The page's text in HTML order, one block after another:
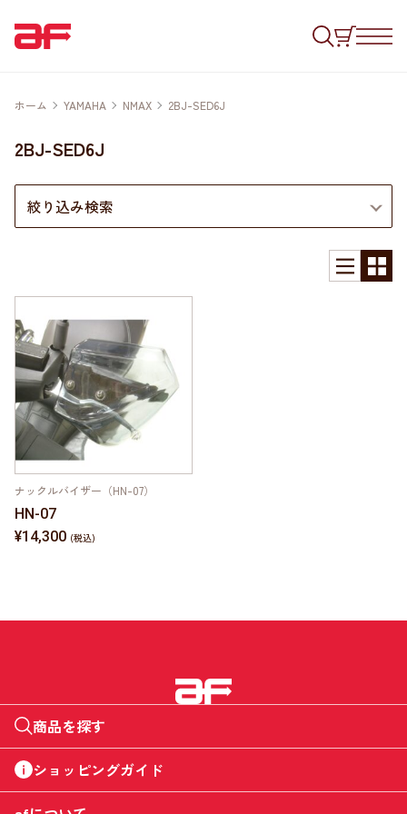
ホーム YAMAHA NMAX 2BJ-SED6J
2BJ-SED6J
絞り込み検索
ナックルバイザー（HN-07）
HN-07
¥14,300
商品を探す
ショッピングガイド